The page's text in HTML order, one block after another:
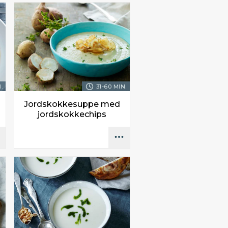
31-60 MIN.
Jordskokkesuppe med
jordskokkechips